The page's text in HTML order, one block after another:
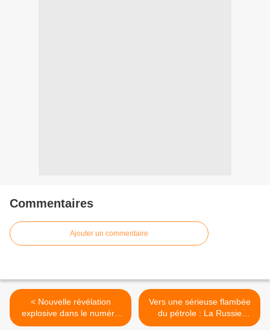
Commentaires
Ajouter un commentaire
< Nouvelle révélation
explosive dans le numéro
528 de « Faits &
Vers une sérieuse flambée
du pétrole : La Russie
interdit les exportations de